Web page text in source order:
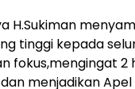
H.Sukiman
tinggi kepada
fokus,mengingat
menjadikan